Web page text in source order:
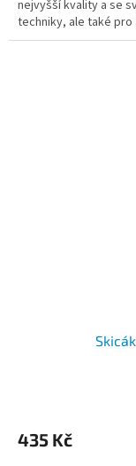
nejvyšší kvality a se
techniky, ale také pro
435 Kč